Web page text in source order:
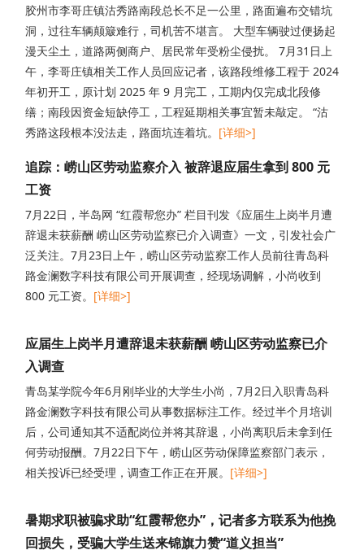
胶州市李哥庄镇沽秀路南段总长不足一公里，路面遍布交错坑
洞，过往车辆颠簸难行，司机苦不堪言。 大型车辆驶过便扬起
漫天尘土，道路两侧商户、居民常年受粉尘侵扰。 7月31日上
午，李哥庄镇相关工作人员回应记者，该路段维修工程于 2024
年初开工，原计划 2025 年 9 月完工，工期内仅完成北段修
缮；南段因资金短缺停工，工程延期相关事宜暂未敲定。 “沽
秀路这段根本没法走，路面坑连着坑。 [详细>]
追踪：崂山区劳动监察介入 被辞退应届生拿到 800 元
工资
7月22日，半岛网 “红霞帮您办” 栏目刊发《应届生上岗半月遭
辞退未获薪酬 崂山区劳动监察已介入调查》一文，引发社会广
泛关注。7月23日上午，崂山区劳动监察工作人员前往青岛科
路金澜数字科技有限公司开展调查，经现场调解，小尚收到
800 元工资。 [详细>]
应届生上岗半月遭辞退未获薪酬 崂山区劳动监察已介
入调查
青岛某学院今年6月刚毕业的大学生小尚，7月2日入职青岛科
路金澜数字科技有限公司从事数据标注工作。经过半个月培训
后，公司通知其不适配岗位并将其辞退，小尚离职后未拿到任
何劳动报酬。7月22日下午，崂山区劳动保障监察部门表示，
相关投诉已经受理，调查工作正在开展。 [详细>]
暑期求职被骗求助“红霞帮您办”，记者多方联系为他挽
回损失，受骗大学生送来锦旗力赞“道义担当”